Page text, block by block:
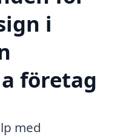
i
företag
med